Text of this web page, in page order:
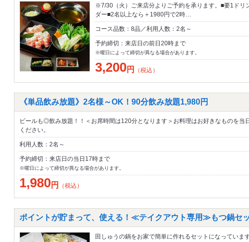
※7/30（火）ご来店分よりご予約を承ります。■要1ドリ
ダー■2名以上なら＋1980円で2時…
コース品数：8品／利用人数：2名～
予約締切：来店日の前日20時まで
※曜日によって締切が異なる場合があります。
3,200円 （税込）
《単品飲み放題》2名様～OK！90分飲み放題1,980円
ビールも◎飲み放題！！＜お席時間は120分となります＞お料理はお好きなものを当
ください。
利用人数：2名～
予約締切：来店日の当日17時まで
※曜日によって締切が異なる場合があります。
1,980円 （税込）
ポイントが貯まって、使える！≪テイクアウト専用≫もつ鍋セ
田しゅうの鍋をお家で簡単に作れるセットになっていま